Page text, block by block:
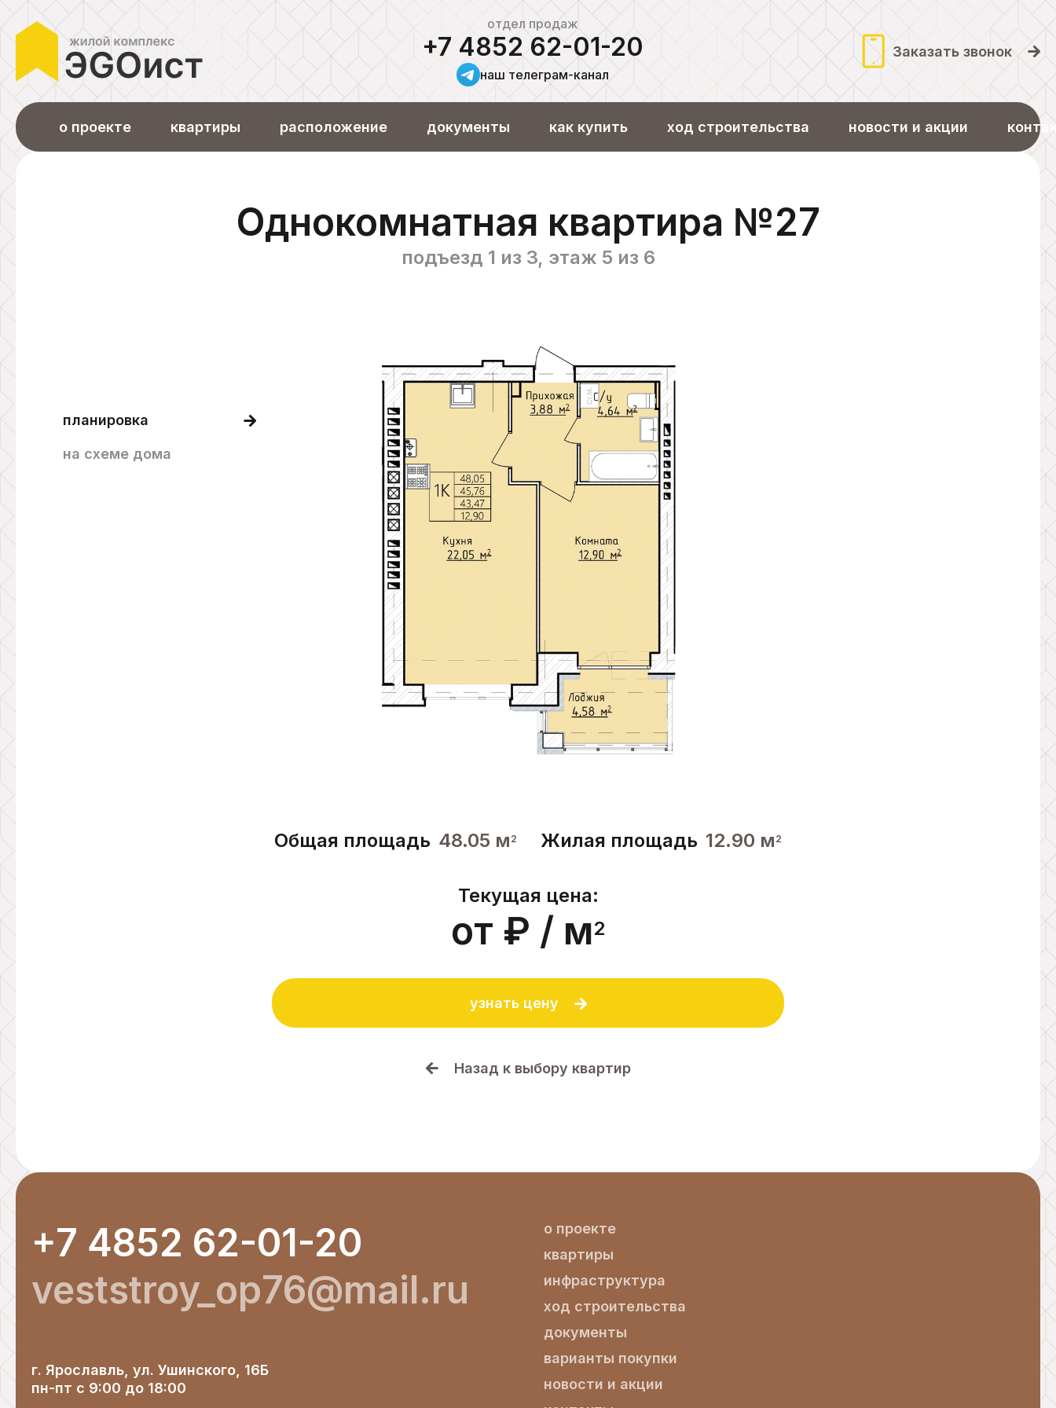
отдел продаж
+7 4852 62-01-20
наш телеграм-канал
Заказать звонок
о проекте квартиры расположение документы как купить ход строительства новости и акции
Однокомнатная квартира №27
подъезд 1 из 3, этаж 5 из 6
планировка
на схеме дома
Общая площадь 48.05 м 2 Жилая площадь 12.90 м 2
Текущая цена:
от ₽ / м2
узнать цену
Назад к выбору квартир
+7 4852 62-01-20
veststroy_op76@mail.ru
г. Ярославль, ул. Ушинского, 16Б
пн-пт с 9:00 до 18:00
о проекте
квартиры
инфраструктура
ход строительства
документы
варианты покупки
новости и акции